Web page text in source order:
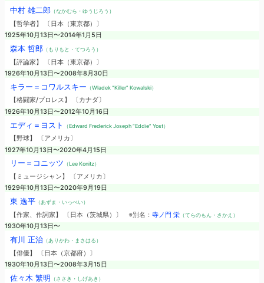
中村 雄二郎（なかむら・ゆうじろう）
【哲学者】 〔日本（東京都）〕
1925年10月13日〜2014年1月5日
森本 哲郎（もりもと・てつろう）
【評論家】 〔日本（東京都）〕
1926年10月13日〜2008年8月30日
キラー＝コワルスキー （Wladek “Killer” Kowalski）
【格闘家/プロレス】 〔カナダ〕
1926年10月13日〜2012年10月16日
エディ＝ヨスト （Edward Frederick Joseph “Eddie” Yost）
【野球】 〔アメリカ〕
1927年10月13日〜2020年4月15日
リー＝コニッツ （Lee Konitz）
【ミュージシャン】 〔アメリカ〕
1929年10月13日〜2020年9月19日
東 逸平（あずま・いっぺい）
【作家、作詞家】 〔日本（茨城県）〕 ※別名： 寺ノ門 栄（てらのもん・さかえ）
1930年10月13日〜
有川 正治（ありかわ・まさはる）
【俳優】 〔日本（京都府）〕
1930年10月13日〜2008年3月15日
佐々木 繁明 （ささき・しげあき）